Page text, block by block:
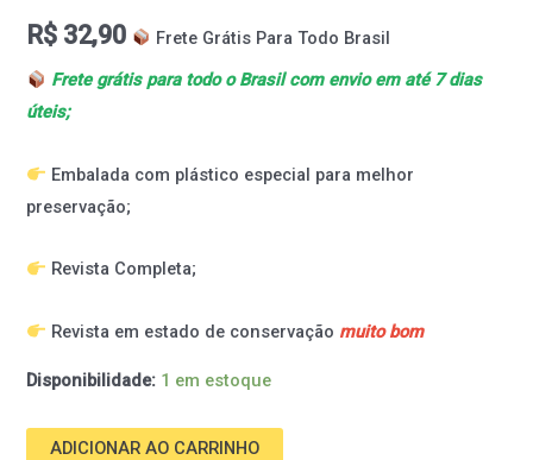
R$ 32,90
Frete Grátis Para Todo Brasil
Frete grátis para todo o Brasil com envio em até 7 dias
úteis;
Embalada com plástico especial para melhor
preservação;
Revista Completa;
Revista em estado de conservação muito bom
Disponibilidade: 1 em estoque
ADICIONAR AO CARRINHO